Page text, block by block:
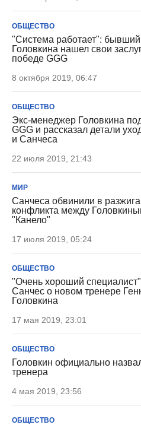
ОБЩЕСТВО
"Система работает":
Головкина нашел свои
победе GGG
8 октября 2019, 06:47
ОБЩЕСТВО
Экс-менеджер Головкина
GGG и рассказал детали
и Санчеса
22 июля 2019, 21:43
МИР
Санчеса обвинили в
конфликта между
"Канело"
17 июля 2019, 05:24
ОБЩЕСТВО
"Очень хороший
Санчес о новом тренере
Головкина
17 мая 2019, 23:01
ОБЩЕСТВО
Головкин официально
тренера
4 мая 2019, 23:56
ОБЩЕСТВО